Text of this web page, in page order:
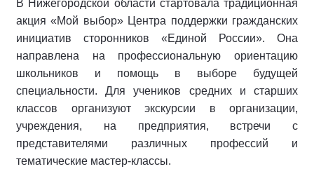
В Нижегородской области стартовала традиционная
акция «Мой выбор» Центра поддержки гражданских
инициатив сторонников «Единой России». Она
направлена на профессиональную ориентацию
школьников и помощь в выборе будущей
специальности. Для учеников средних и старших
классов организуют экскурсии в организации,
учреждения, на предприятия, встречи с
представителями различных профессий и
тематические мастер-классы.